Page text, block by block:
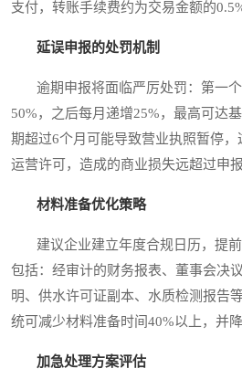
支付，转账手续费约为交易金额的
延误申报的处罚机制
逾期申报将面临严厉处罚：第一个
50%，之后每月递增25%，最高可达
期超过6个月可能导致营业执照暂停
运营许可，造成的商业损失远超过申报
材料准备优化策略
建议企业建立年度合规日历，提前
包括：经审计的财务报表、董事会决
明、供水许可证副本、水质检测报告
统可减少材料准备时间40%以上，并降
加急处理方案评估